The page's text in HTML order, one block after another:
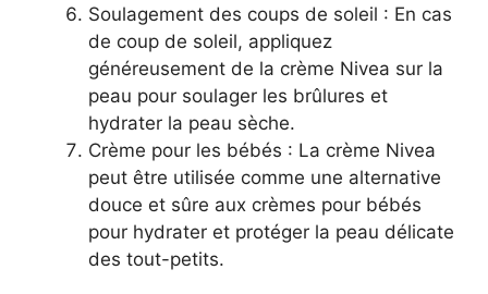
Soulagement des coups de soleil : En cas
de coup de soleil, appliquez
généreusement de la crème Nivea sur la
peau pour soulager les brûlures et
hydrater la peau sèche.
Crème pour les bébés : La crème Nivea
peut être utilisée comme une alternative
douce et sûre aux crèmes pour bébés
pour hydrater et protéger la peau délicate
des tout-petits.